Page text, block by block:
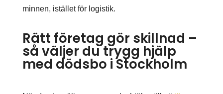
minnen, istället för logistik.
Rätt företag gör skillnad –
så väljer du trygg hjälp
med dödsbo i Stockholm